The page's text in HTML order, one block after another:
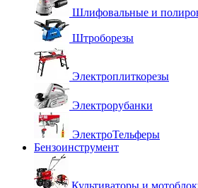
Шлифовальные и
Штроборезы
Электроплиткорезы
Электрорубанки
ЭлектроТельферы
Бензоинструмент
Культиваторы и